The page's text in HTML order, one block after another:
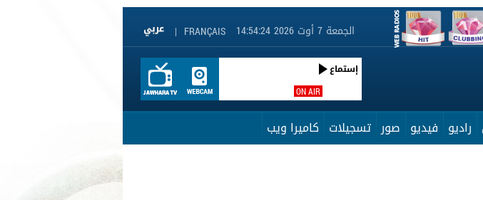
FRANÇAIS
| الجمعة 7 أوت 2026 14:54:24
ON AIR
إستماع
راديو فيديو صور تسجيلات كاميرا ويب